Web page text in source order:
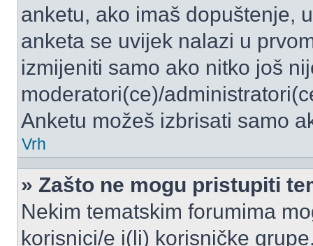
anketu, ako imaš dopuštenje,
anketa se uvijek nalazi u
izmijeniti samo ako nitko još
moderatori(ce)/
Anketu možeš izbrisati samo
Vrh
» Zašto ne mogu pristupiti
Nekim tematskim forumima
korisnici/e i(li) korisničke